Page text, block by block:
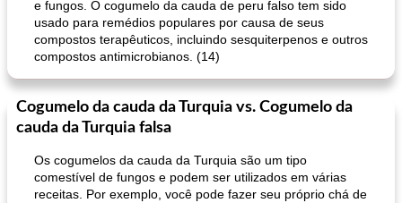
e fungos. O cogumelo da cauda de peru falso tem sido
usado para remédios populares por causa de seus
compostos terapêuticos, incluindo sesquiterpenos e outros
compostos antimicrobianos. (14)
Cogumelo da cauda da Turquia vs. Cogumelo da
cauda da Turquia falsa
Os cogumelos da cauda da Turquia são um tipo
comestível de fungos e podem ser utilizados em várias
receitas. Por exemplo, você pode fazer seu próprio chá de